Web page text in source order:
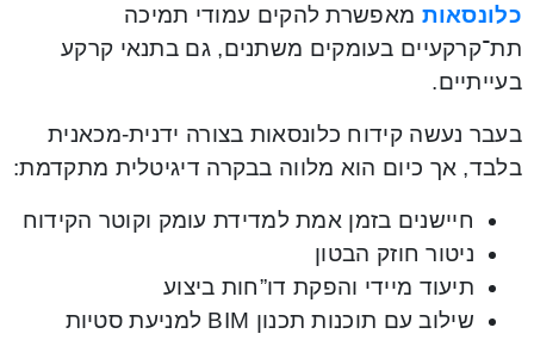
כלונסאות מאפשרת להקים עמודי תמיכה
תת־קרקעיים בעומקים משתנים, גם בתנאי קרקע
בעייתיים.
בעבר נעשה קידוח כלונסאות בצורה ידנית-מכאנית
בלבד, אך כיום הוא מלווה בבקרה דיגיטלית מתקדמת:
חיישנים בזמן אמת למדידת עומק וקוטר הקידוח
ניטור חוזק הבטון
תיעוד מיידי והפקת דו”חות ביצוע
שילוב עם תוכנות תכנון BIM למניעת סטיות